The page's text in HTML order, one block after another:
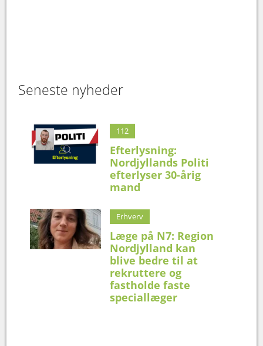
Seneste nyheder
112
Efterlysning:
Nordjyllands Politi
efterlyser 30-årig
mand
Erhverv
Læge på N7: Region
Nordjylland kan
blive bedre til at
rekruttere og
fastholde faste
speciallæger